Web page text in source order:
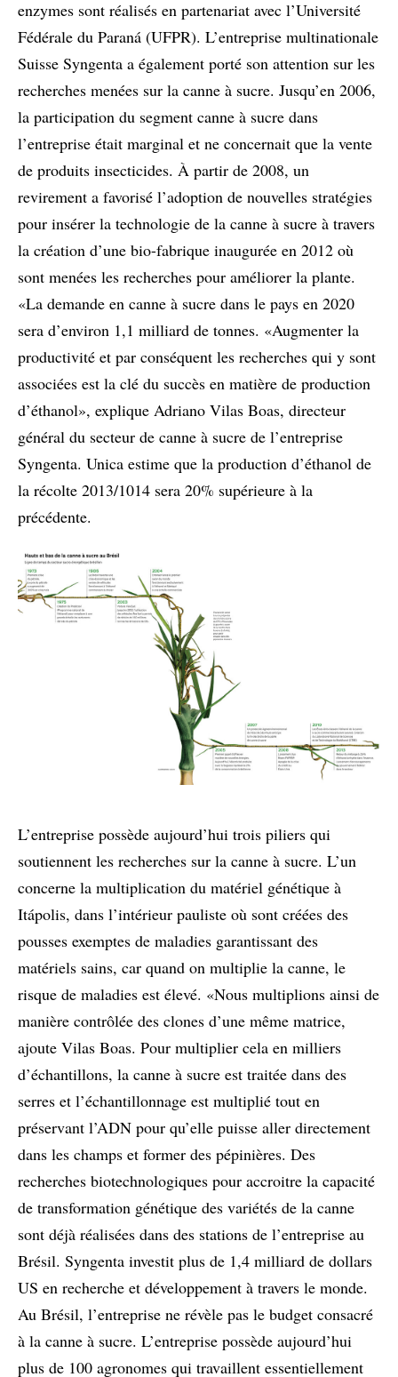
enzymes sont réalisés en partenariat avec l’Université
Fédérale du Paraná (UFPR). L’entreprise multinationale
Suisse Syngenta a également porté son attention sur les
recherches menées sur la canne à sucre. Jusqu’en 2006,
la participation du segment canne à sucre dans
l’entreprise était marginal et ne concernait que la vente
de produits insecticides. À partir de 2008, un
revirement a favorisé l’adoption de nouvelles stratégies
pour insérer la technologie de la canne à sucre à travers
la création d’une bio-fabrique inaugurée en 2012 où
sont menées les recherches pour améliorer la plante.
«La demande en canne à sucre dans le pays en 2020
sera d’environ 1,1 milliard de tonnes. «Augmenter la
productivité et par conséquent les recherches qui y sont
associées est la clé du succès en matière de production
d’éthanol», explique Adriano Vilas Boas, directeur
général du secteur de canne à sucre de l’entreprise
Syngenta. Unica estime que la production d’éthanol de
la récolte 2013/1014 sera 20% supérieure à la
précédente.
L’entreprise possède aujourd’hui trois piliers qui
soutiennent les recherches sur la canne à sucre. L’un
concerne la multiplication du matériel génétique à
Itápolis, dans l’intérieur pauliste où sont créées des
pousses exemptes de maladies garantissant des
matériels sains, car quand on multiplie la canne, le
risque de maladies est élevé. «Nous multiplions ainsi de
manière contrôlée des clones d’une même matrice,
ajoute Vilas Boas. Pour multiplier cela en milliers
d’échantillons, la canne à sucre est traitée dans des
serres et l’échantillonnage est multiplié tout en
préservant l’ADN pour qu’elle puisse aller directement
dans les champs et former des pépinières. Des
recherches biotechnologiques pour accroitre la capacité
de transformation génétique des variétés de la canne
sont déjà réalisées dans des stations de l’entreprise au
Brésil. Syngenta investit plus de 1,4 milliard de dollars
US en recherche et développement à travers le monde.
Au Brésil, l’entreprise ne révèle pas le budget consacré
à la canne à sucre. L’entreprise possède aujourd’hui
plus de 100 agronomes qui travaillent essentiellement